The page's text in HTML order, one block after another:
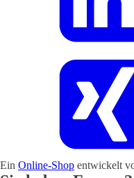
Ein Online-Shop entwickelt